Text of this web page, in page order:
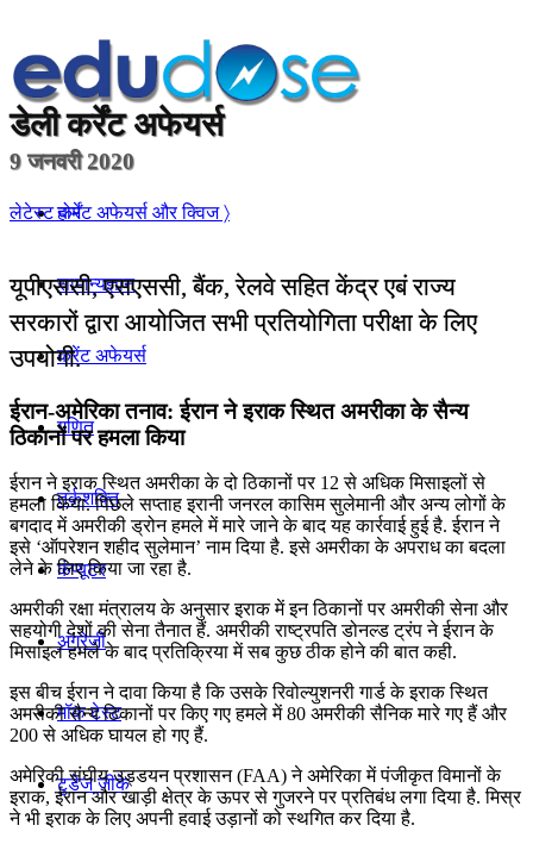
होम
सामान्यज्ञान
करेंट अफेयर्स
गणित
तर्कशक्ति
कंप्यूटर
अंग्रेजी
मॉक टेस्ट
टुडेज जीके
डेली कर्रेंट अफेयर्स
9 जनवरी 2020
लेटेस्ट कर्रेंट अफेयर्स और क्विज 〉
यूपीएससी, एसएससी, बैंक, रेलवे सहित केंद्र एबं राज्य
सरकारों द्वारा आयोजित सभी प्रतियोगिता परीक्षा के लिए
उपयोगी.
ईरान-अमेरिका तनाव: ईरान ने इराक स्थित अमरीका के सैन्य
ठिकानों पर हमला किया
ईरान ने इराक स्थित अमरीका के दो ठिकानों पर 12 से अधिक मिसाइलों से
हमला किया. पिछले सप्ताह इरानी जनरल कासिम सुलेमानी और अन्‍य लोगों के
बगदाद में अमरीकी ड्रोन हमले में मारे जाने के बाद यह कार्रवाई हुई है. ईरान ने
इसे ‘ऑपरेशन शहीद सुलेमान’ नाम दिया है. इसे अमरीका के अपराध का बदला
लेने के लिए किया जा रहा है.
अमरीकी रक्षा मंत्रालय के अनुसार इराक में इन ठिकानों पर अमरीकी सेना और
सहयोगी देशों की सेना तैनात हैं. अमरीकी राष्‍ट्रपति डोनल्‍ड ट्रंप ने ईरान के
मिसाइल हमले के बाद प्रतिक्रिया में सब कुछ ठीक होने की बात कही.
इस बीच ईरान ने दावा किया है कि उसके रिवोल्‍युशनरी गार्ड के इराक स्थित
अमरीकी सैन्य ठिकानों पर किए गए हमले में 80 अमरीकी सैनिक मारे गए हैं और
200 से अधिक घायल हो गए हैं.
अमेरिकी संघीय उड्डयन प्रशासन (FAA) ने अमेरिका में पंजीकृत विमानों के
इराक, ईरान और खाड़ी क्षेत्र के ऊपर से गुजरने पर प्रतिबंध लगा दिया है. मिस्र
ने भी इराक के लिए अपनी हवाई उड़ानों को स्थगित कर दिया है.